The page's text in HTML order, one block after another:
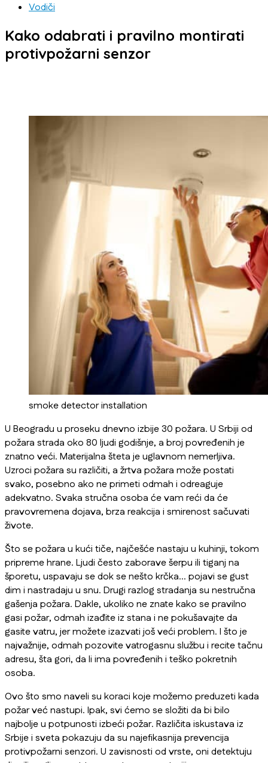
Vodiči
Kako odabrati i pravilno montirati
protivpožarni senzor
smoke detector installation
U Beogradu u proseku dnevno izbije 30 požara. U Srbiji od
požara strada oko 80 ljudi godišnje, a broj povređenih je
znatno veći. Materijalna šteta je uglavnom nemerljiva.
Uzroci požara su različiti, a žrtva požara može postati
svako, posebno ako ne primeti odmah i odreaguje
adekvatno. Svaka stručna osoba će vam reći da će
pravovremena dojava, brza reakcija i smirenost sačuvati
živote.
Što se požara u kući tiče, najčešće nastaju u kuhinji, tokom
pripreme hrane. Ljudi često zaborave šerpu ili tiganj na
šporetu, uspavaju se dok se nešto krčka… pojavi se gust
dim i nastradaju u snu. Drugi razlog stradanja su nestručna
gašenja požara. Dakle, ukoliko ne znate kako se pravilno
gasi požar, odmah izađite iz stana i ne pokušavajte da
gasite vatru, jer možete izazvati još veći problem. I što je
najvažnije, odmah pozovite vatrogasnu službu i recite tačnu
adresu, šta gori, da li ima povređenih i teško pokretnih
osoba.
Ovo što smo naveli su koraci koje možemo preduzeti kada
požar već nastupi. Ipak, svi ćemo se složiti da bi bilo
najbolje u potpunosti izbeći požar. Različita iskustava iz
Srbije i sveta pokazuju da su najefikasnija prevencija
protivpožarni senzori. U zavisnosti od vrste, oni detektuju